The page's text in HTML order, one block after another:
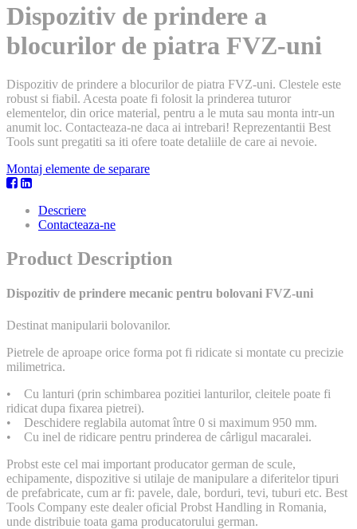
Dispozitiv de prindere a
blocurilor de piatra FVZ-uni
Dispozitiv de prindere a blocurilor de piatra FVZ-uni. Clestele este
robust si fiabil. Acesta poate fi folosit la prinderea tuturor
elementelor, din orice material, pentru a le muta sau monta intr-un
anumit loc. Contacteaza-ne daca ai intrebari! Reprezentantii Best
Tools sunt pregatiti sa iti ofere toate detaliile de care ai nevoie.
Montaj elemente de separare
Descriere
Contacteaza-ne
Product Description
Dispozitiv de prindere mecanic pentru bolovani FVZ-uni
Destinat manipularii bolovanilor.
Pietrele de aproape orice forma pot fi ridicate si montate cu precizie
milimetrica.
• Cu lanturi (prin schimbarea pozitiei lanturilor, cleitele poate fi
ridicat dupa fixarea pietrei).
• Deschidere reglabila automat între 0 si maximum 950 mm.
• Cu inel de ridicare pentru prinderea de cârligul macaralei.
Probst este cel mai important producator german de scule,
echipamente, dispozitive si utilaje de manipulare a diferitelor tipuri
de prefabricate, cum ar fi: pavele, dale, borduri, tevi, tuburi etc. Best
Tools Company este dealer oficial Probst Handling in Romania,
unde distribuie toata gama producatorului german.